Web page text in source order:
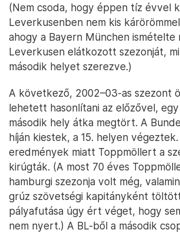
(Nem csoda, hogy éppen tíz évvel
Leverkusenben nem kis
ahogy a Bayern München ismételte
Leverkusen elátkozott szezonját,
második helyet szerezve.)
A következő, 2002–03-as szezont
lehetett hasonlítani az előzővel,
második hely átka megtört. A
híján kiestek, a 15. helyen
eredmények miatt Toppmöllert a
kirúgták. (A most 70 éves
hamburgi szezonja volt még,
grúz szövetségi kapitányként
pályafutása úgy ért véget, hogy
nem nyert.) A BL-ből a második